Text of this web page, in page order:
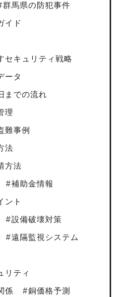
群馬県の防犯事件
イド
セキュリティ戦略
ータ
までの流れ
理
難事例
法
方法
補助金情報
ント
設備破壊対策
遠隔監視システム
リティ
係 銅価格予測